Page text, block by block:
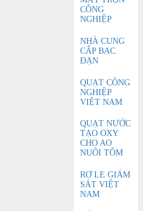
CÔNG
NGHIỆP
NHÀ CUNG
CẤP BẠC
ĐẠN
QUẠT CÔNG
NGHIỆP
VIỆT NAM
QUẠT NƯỚC
TẠO OXY
CHO AO
NUÔI TÔM
RƠ LE GIÁM
SÁT VIỆT
NAM